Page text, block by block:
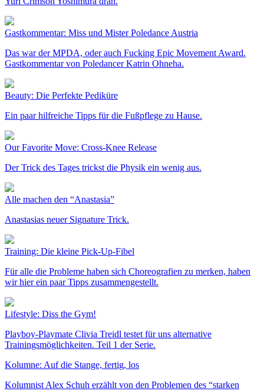
Gastkommentar: Miss und Mister Poledance Austria
Das war der MPDA, oder auch Fucking Epic Movement Award.
Gastkommentar von Poledancer Katrin Ohneha.
Beauty: Die Perfekte Pediküre
Ein paar hilfreiche Tipps für die Fußpflege zu Hause.
Our Favorite Move: Cross-Knee Release
Der Trick des Tages trickst die Physik ein wenig aus.
Alle machen den “Anastasia”
Anastasias neuer Signature Trick.
Training: Die kleine Pick-Up-Fibel
Für alle die Probleme haben sich Choreografien zu merken, haben
wir hier ein paar Tipps zusammengestellt.
Lifestyle: Diss the Gym!
Playboy-Playmate Clivia Treidl testet für uns alternative
Trainingsmöglichkeiten. Teil 1 der Serie.
Kolumne: Auf die Stange, fertig, los
Kolumnist Alex Schuh erzählt von den Problemen des “starken